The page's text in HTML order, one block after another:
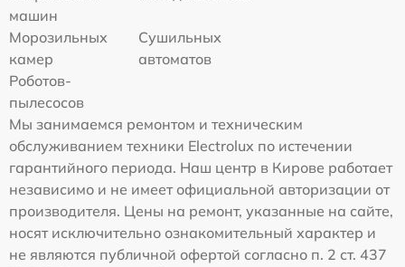
машин
Морозильных
камер
Сушильных
автоматов
Роботов-
пылесосов
Мы занимаемся ремонтом и техническим
обслуживанием техники Electrolux по истечении
гарантийного периода. Наш центр в Кирове работает
независимо и не имеет официальной авторизации от
производителя. Цены на ремонт, указанные на сайте,
носят исключительно ознакомительный характер и
не являются публичной офертой согласно п. 2 ст. 437